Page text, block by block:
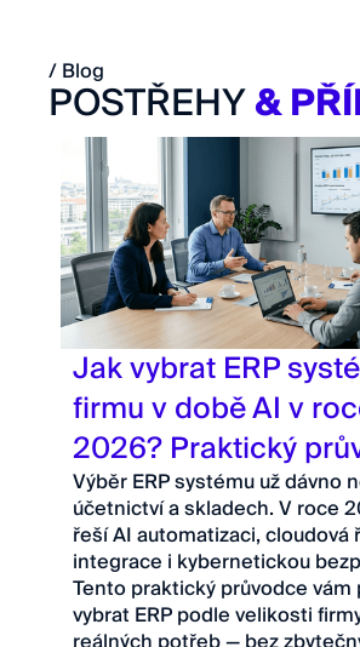
/ Blog
POSTŘEHY&
Jak vybrat ERP
firmu v době AI v
2026? Praktický
Výběr ERP systému už dávno
účetnictví a skladech. V roce
řeší AI automatizaci, cloudová
integrace i kybernetickou
Tento praktický průvodce vám
vybrat ERP podle velikosti